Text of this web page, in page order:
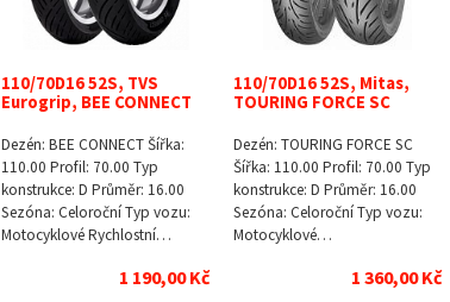
110/70D16 52S, TVS
Eurogrip, BEE CONNECT
Dezén: BEE CONNECT Šířka:
110.00 Profil: 70.00 Typ
konstrukce: D Průměr: 16.00
Sezóna: Celoroční Typ vozu:
Motocyklové Rychlostní…
1 190,00 Kč
110/70D16 52S, Mitas,
TOURING FORCE SC
Dezén: TOURING FORCE SC
Šířka: 110.00 Profil: 70.00 Typ
konstrukce: D Průměr: 16.00
Sezóna: Celoroční Typ vozu:
Motocyklové…
1 360,00 Kč